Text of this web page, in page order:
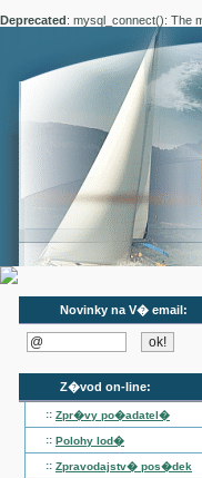
Deprecated: mysql_connect(): The
Novinky na V� email:
Z�vod on-line:
:: Zpr�vy po�adatel�
:: Polohy lod�
:: Zpravodajstv� pos�dek